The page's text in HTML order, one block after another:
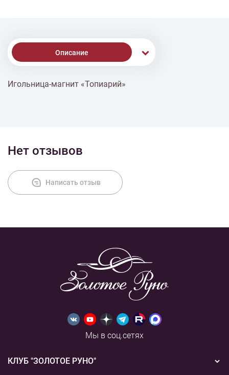
Описание
% Скидки
Игольница-магнит «Топиарий»
Нет отзывов
Написать отзыв
Мы в соц.сетях
КЛУБ "ЗОЛОТОЕ РУНО"